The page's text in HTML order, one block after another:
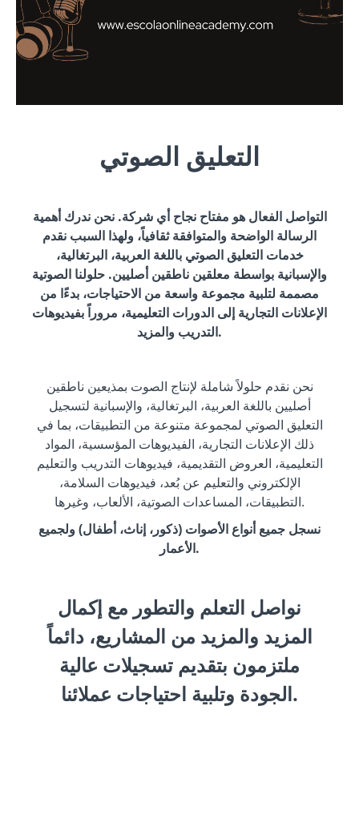
التعليق الصوتي
التواصل الفعال هو مفتاح نجاح أي شركة. نحن ندرك أهمية
الرسالة الواضحة والمتوافقة ثقافياً، ولهذا السبب نقدم
خدمات التعليق الصوتي باللغة العربية، البرتغالية،
والإسبانية بواسطة معلقين ناطقين أصليين. حلولنا الصوتية
مصممة لتلبية مجموعة واسعة من الاحتياجات، بدءًا من
الإعلانات التجارية إلى الدورات التعليمية، مروراً بفيديوهات
التدريب والمزيد.
نحن نقدم حلولاً شاملة لإنتاج الصوت بمذيعين ناطقين
أصليين باللغة العربية، البرتغالية، والإسبانية لتسجيل
التعليق الصوتي لمجموعة متنوعة من التطبيقات، بما في
ذلك الإعلانات التجارية، الفيديوهات المؤسسية، المواد
التعليمية، العروض التقديمية، فيديوهات التدريب والتعليم
الإلكتروني والتعليم عن بُعد، فيديوهات السلامة،
التطبيقات، المساعدات الصوتية، الألعاب، وغيرها.
نسجل جميع أنواع الأصوات (ذكور، إناث، أطفال) ولجميع
الأعمار.
نواصل التعلم والتطور مع إكمال
المزيد والمزيد من المشاريع، دائماً
ملتزمون بتقديم تسجيلات عالية
الجودة وتلبية احتياجات عملائنا.